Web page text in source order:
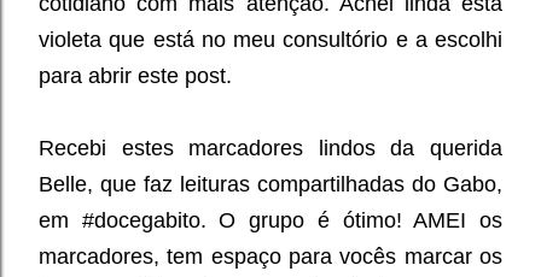
violeta que está no meu consultório e a escolhi
para abrir este post.
Recebi estes marcadores lindos da querida
Belle, que faz leituras compartilhadas do Gabo,
em #docegabito. O grupo é ótimo! AMEI os
marcadores, tem espaço para vocês marcar os